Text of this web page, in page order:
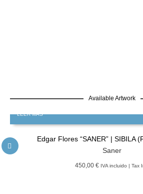
Available Artwork
LEER MÁS
Edgar Flores “SANER” | SIBILA
Saner
450,00 € IVA incluido | Tax